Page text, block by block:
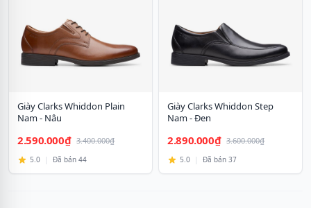
Giày Clarks Whiddon Plain
Nam - Nâu
2.590.000₫ 3.400.000₫
5.0 | Đã bán 44
Giày Clarks Whiddon Step
Nam - Đen
2.890.000₫ 3.600.000₫
5.0 | Đã bán 37